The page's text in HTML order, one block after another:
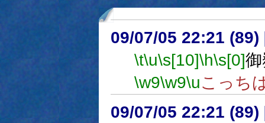
09/07/05 22:21 (89)
\t\u\s[10]\h\s[0]
\w9\w9\uこっち
09/07/05 22:21 (89)